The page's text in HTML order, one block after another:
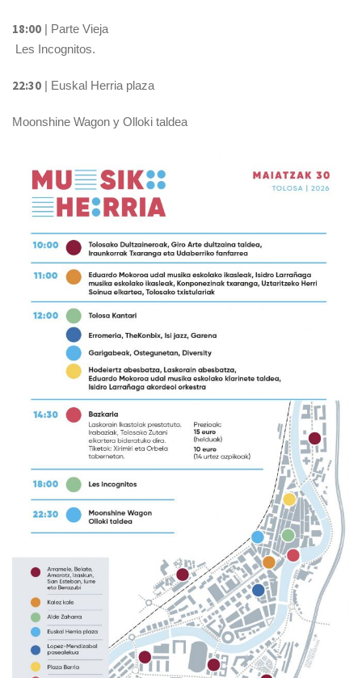
18:00 | Parte Vieja
Les Incognitos.
22:30 | Euskal Herria plaza
Moonshine Wagon y Olloki taldea